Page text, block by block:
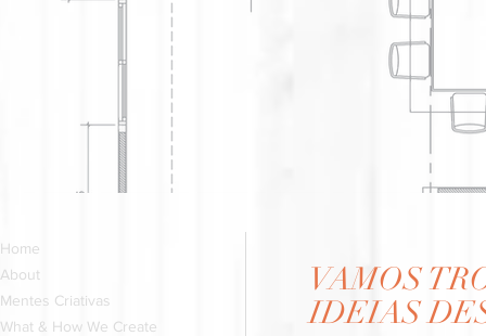
VAMOS
IDEIAS
Home
About
Mentes Criativas
What & How We Create